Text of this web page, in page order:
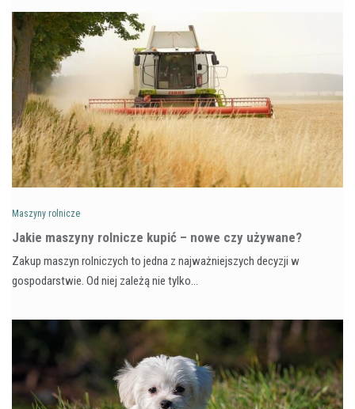
Maszyny rolnicze
Jakie maszyny rolnicze kupić – nowe czy używane?
Zakup maszyn rolniczych to jedna z najważniejszych decyzji w
gospodarstwie. Od niej zależą nie tylko…